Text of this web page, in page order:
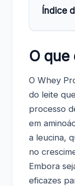
Índice
O que
O Whey
do leite
processo
em
a leucina,
no
Embora
eficazes